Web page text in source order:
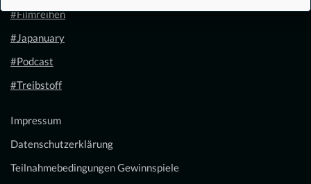
#Filmreihen
#Japanuary
#Podcast
#Treibstoff
Impressum
Datenschutzerklärung
Teilnahmebedingungen Gewinnspiele